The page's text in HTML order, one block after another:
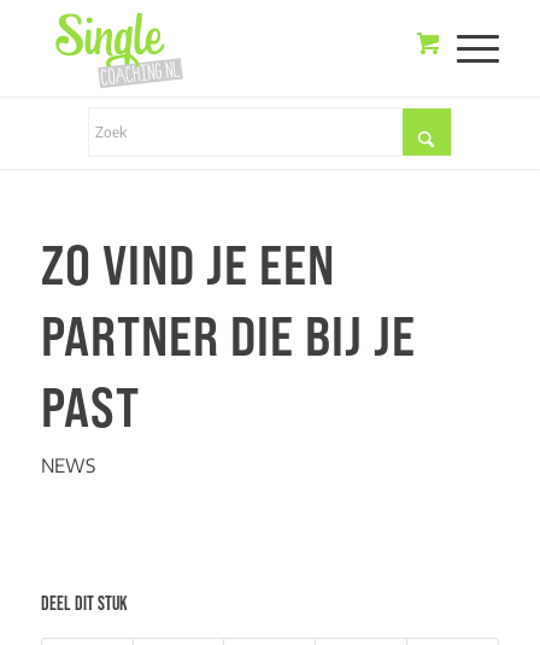
ZO VIND JE EEN
PARTNER DIE BIJ JE
PAST
NEWS
DEEL DIT STUK